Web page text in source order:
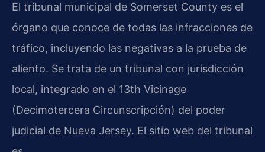
El tribunal municipal de Somerset County es el
órgano que conoce de todas las infracciones de
tráfico, incluyendo las negativas a la prueba de
aliento. Se trata de un tribunal con jurisdicción
local, integrado en el 13th Vicinage
(Decimotercera Circunscripción) del poder
judicial de Nueva Jersey. El sitio web del tribunal